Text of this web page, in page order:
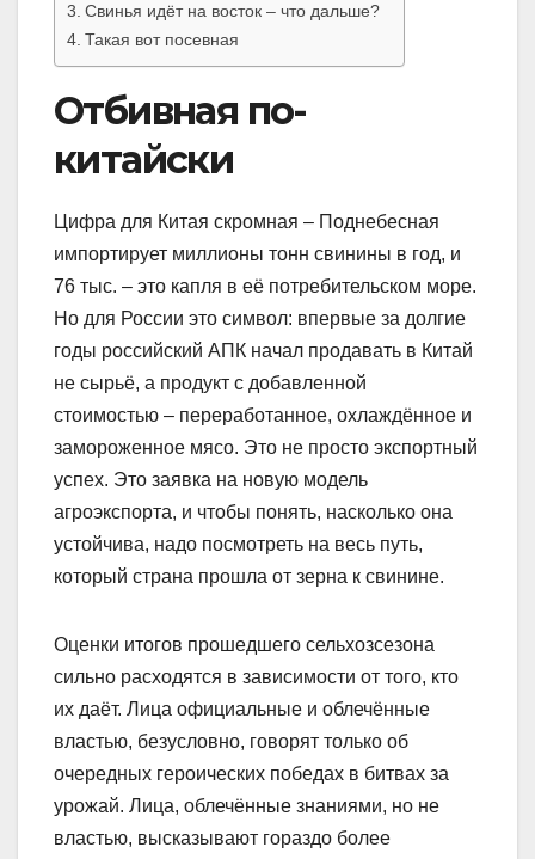
Свинья идёт на восток – что дальше?
Такая вот посевная
Отбивная по-
китайски
Цифра для Китая скромная – Поднебесная
импортирует миллионы тонн свинины в год, и
76 тыс. – это капля в её потребительском море.
Но для России это символ: впервые за долгие
годы российский АПК начал продавать в Китай
не сырьё, а продукт с добавленной
стоимостью – переработанное, охлаждённое и
замороженное мясо. Это не просто экспортный
успех. Это заявка на новую модель
агроэкспорта, и чтобы понять, насколько она
устойчива, надо посмотреть на весь путь,
который страна прошла от зерна к свинине.
Оценки итогов прошедшего сельхозсезона
сильно расходятся в зависимости от того, кто
их даёт. Лица официальные и облечённые
властью, безусловно, говорят только об
очередных героических победах в битвах за
урожай. Лица, облечённые знаниями, но не
властью, высказывают гораздо более